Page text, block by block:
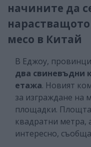
начините да
месо в Китай
В Еджоу,
два свиневъдни
етажа. Новият
за изграждане на
площадки. Площта
квадратни метра,
интересно,